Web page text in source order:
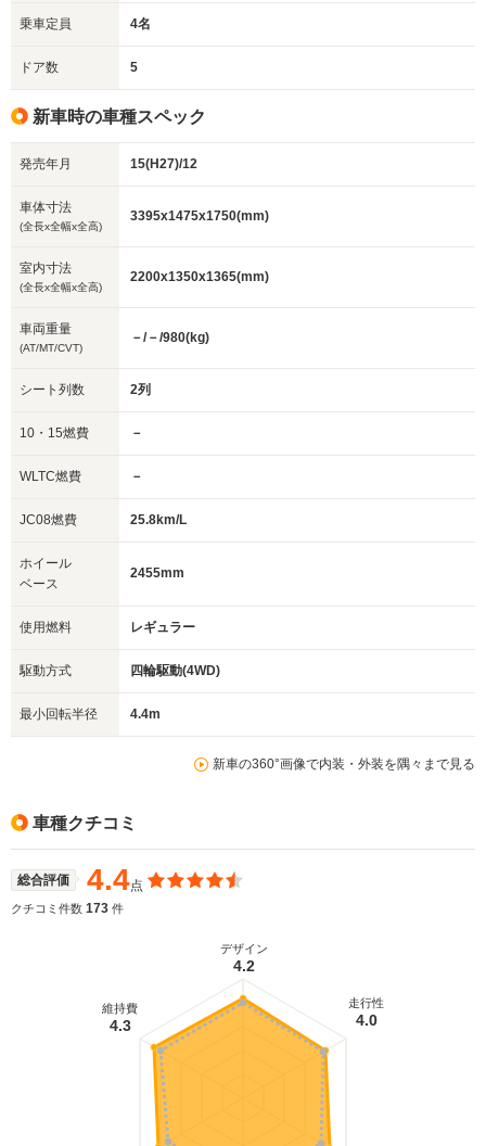
乗車定員 4名
ドア数 5
新車時の車種スペック
発売年月 15(H27)/12
車体寸法
(全長x全幅x全高)
3395x1475x1750(mm)
室内寸法
(全長x全幅x全高)
2200x1350x1365(mm)
車両重量
(AT/MT/CVT)
－/－/980(kg)
シート列数 2列
10・15燃費 －
WLTC燃費 －
JC08燃費 25.8km/L
ホイール
ベース
2455mm
使用燃料 レギュラー
駆動方式 四輪駆動(4WD)
最小回転半径 4.4m
新車の360°画像で内装・外装を隅々まで見る
車種クチコミ
総合評価 4.4点
クチコミ件数 173 件
デザイン
4.2
走行性
4.0
維持費
4.3